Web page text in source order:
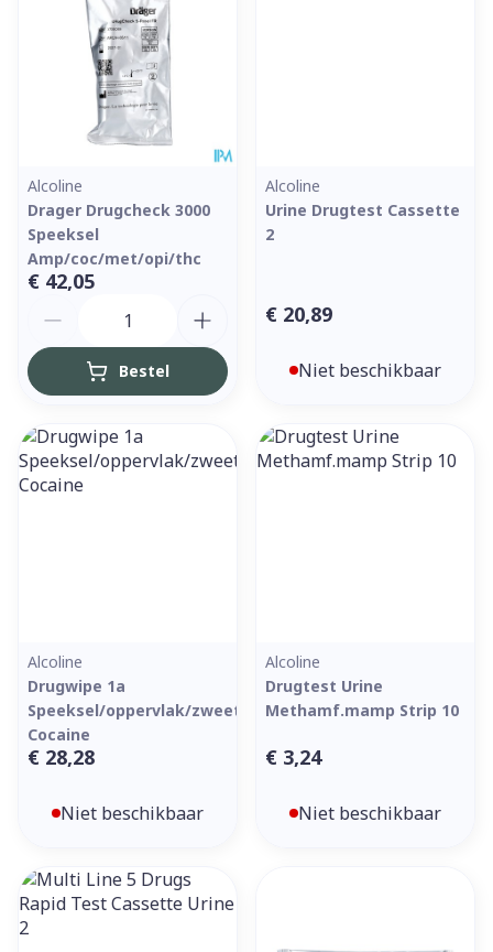
Alcoline
Drager Drugcheck 3000
Speeksel
Amp/coc/met/opi/thc
€ 42,05
Bestel
Alcoline
Urine Drugtest Cassette
2
€ 20,89
Niet beschikbaar
Alcoline
Drugwipe 1a
Speeksel/oppervlak/zweettest
Cocaine
€ 28,28
Niet beschikbaar
Alcoline
Drugtest Urine
Methamf.mamp Strip 10
€ 3,24
Niet beschikbaar